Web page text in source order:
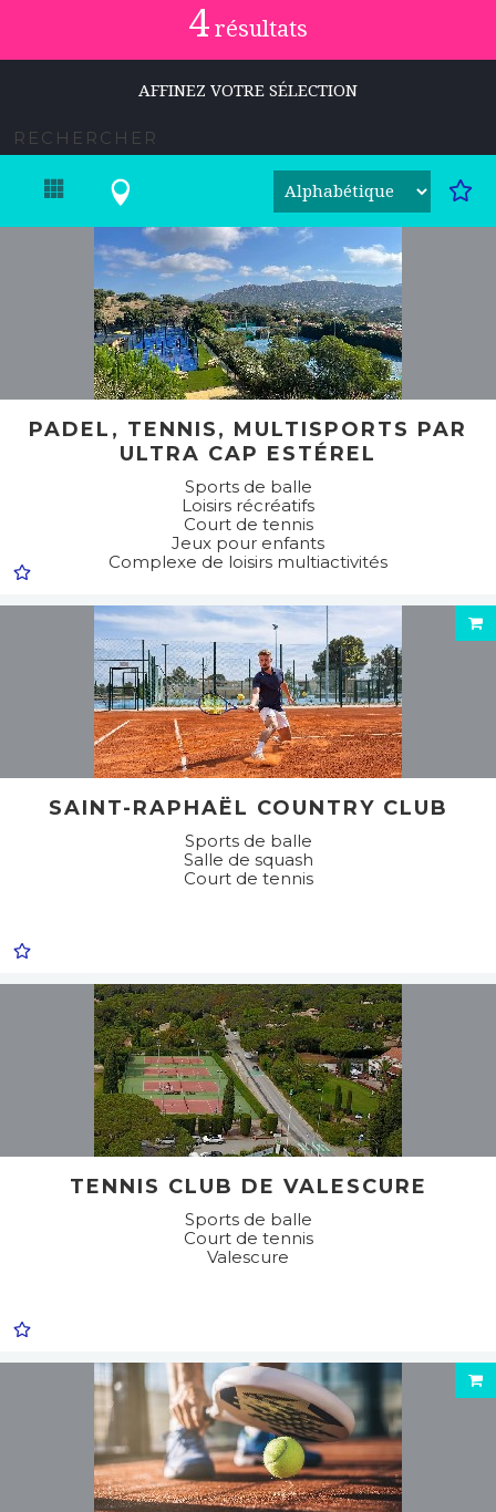
4 résultats
AFFINEZ VOTRE SÉLECTION
PADEL, TENNIS, MULTISPORTS PAR
ULTRA CAP ESTÉREL
Sports de balle
Loisirs récréatifs
Court de tennis
Jeux pour enfants
Complexe de loisirs multiactivités
SAINT-RAPHAËL COUNTRY CLUB
Sports de balle
Salle de squash
Court de tennis
TENNIS CLUB DE VALESCURE
Sports de balle
Court de tennis
Valescure